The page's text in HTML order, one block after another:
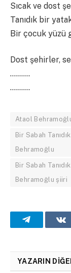
Sıcak ve dost
Tanıdık bir
Bir çocuk yüzü
Dost şehirler,
……….
……….
Ataol
Bir Sabah
Behramoğlu
Bir Sabah
Behramoğlu şiiri
Telegram
YAZARIN